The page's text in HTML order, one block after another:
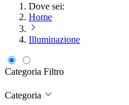
Dove sei:
Home
Illuminazione
Categoria Filtro
Categoria